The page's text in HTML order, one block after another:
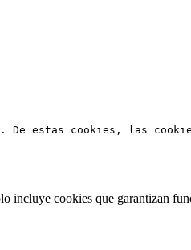
cookies, las
incluye cookies que garantizan